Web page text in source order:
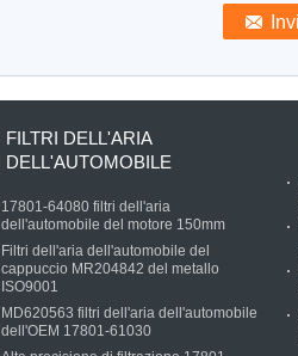
FILTRI DELL'ARIA
DELL'AUTOMOBILE
17801-64080 filtri dell'aria
dell'automobile del motore 150mm
Filtri dell'aria dell'automobile del
cappuccio MR204842 del metallo
ISO9001
MD620563 filtri dell'aria dell'automobile
dell'OEM 17801-61030